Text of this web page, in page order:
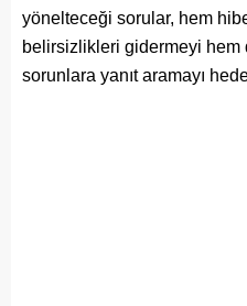
yönelteceği sorular, hem
belirsizlikleri gidermeyi hem
sorunlara yanıt aramayı